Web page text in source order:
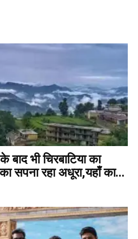
भी चिरबाटिया का
सपना रहा अधूरा,यहाँ का...